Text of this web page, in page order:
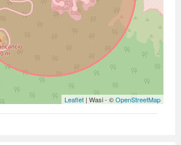
Leaflet | Wasi - ©OpenStreetMap